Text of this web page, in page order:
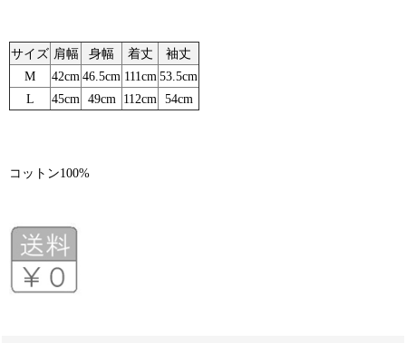
サイズ 肩幅 身幅 着丈
袖丈
M
42cm 46.5cm 111cm 53.5cm
L
45cm 49cm 112cm 54cm
コットン100%